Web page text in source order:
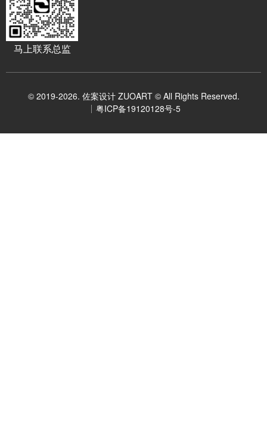
马上联系总监
© 2019-2026. 佐案设计 ZUOART © All Rights Reserved.
粤ICP备19120128号-5